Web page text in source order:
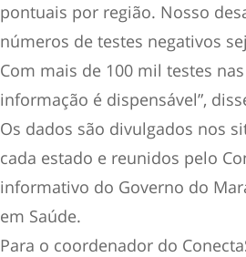
pontuais por região. Nosso
números de testes negativos
Com mais de 100 mil testes
informação é dispensável”,
Os dados são divulgados nos
cada estado e reunidos pelo
informativo do Governo do
em Saúde.
Para o coordenador do